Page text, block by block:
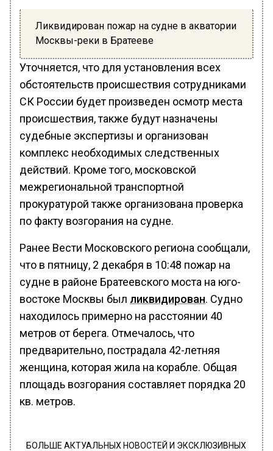
Ликвидирован пожар на судне в акватории
Москвы-реки в Братееве
Уточняется, что для установления всех
обстоятельств происшествия сотрудниками
СК России будет произведен осмотр места
происшествия, также будут назначены
судебные экспертизы и организован
комплекс необходимых следственных
действий. Кроме того, московской
межрегиональной транспортной
прокуратурой также организована проверка
по факту возгорания на судне.
Ранее Вести Московского региона сообщали,
что в пятницу, 2 декабря в 10:48 пожар на
судне в районе Братеевского моста на юго-
востоке Москвы был ликвидирован. Судно
находилось примерно на расстоянии 40
метров от берега. Отмечалось, что
предварительно, пострадала 42-летняя
женщина, которая жила на корабле. Общая
площадь возгорания составляет порядка 20
кв. метров.
БОЛЬШЕ АКТУАЛЬНЫХ НОВОСТЕЙ И ЭКСКЛЮЗИВНЫХ